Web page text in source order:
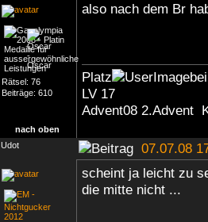
Rätsel: 76
Beiträge: 610
also nach dem Br
Platz
LV 17
Advent08 2.Advent
nach oben
Udot
07.07.08
scheint ja leicht zu
die mitte nicht ...